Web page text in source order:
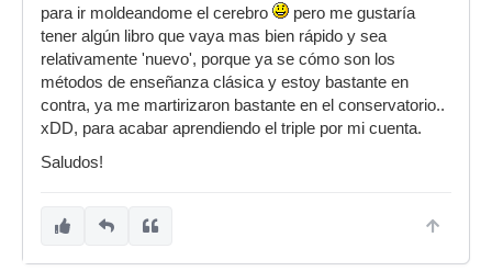
para ir moldeandome el cerebro
pero me gustaría
tener algún libro que vaya mas bien rápido y sea
relativamente 'nuevo', porque ya se cómo son los
métodos de enseñanza clásica y estoy bastante en
contra, ya me martirizaron bastante en el conservatorio..
xDD, para acabar aprendiendo el triple por mi cuenta.
Saludos!